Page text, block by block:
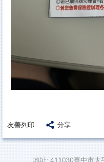
友善列印 分享
地址: 411030臺中市太